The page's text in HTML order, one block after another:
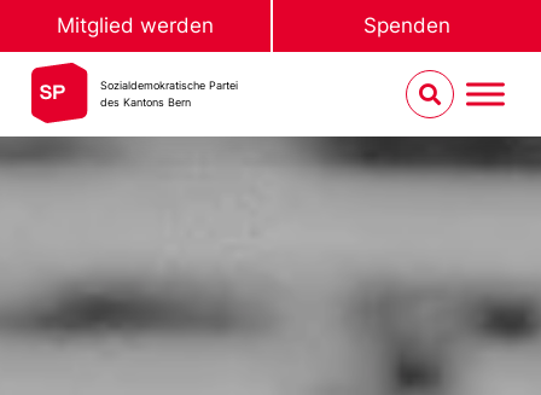
Mitglied werden Spenden
Sozialdemokratische Partei
des Kantons Bern